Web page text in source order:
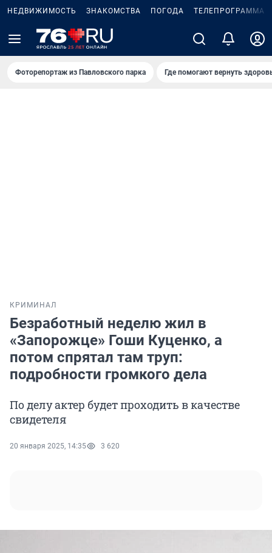
НЕДВИЖИМОСТЬ ЗНАКОМСТВА ПОГОДА ТЕЛЕПРОГРАММА
Фоторепортаж из Павловского парка Где помогают вернуть
КРИМИНАЛ
Безработный неделю жил в
«Запорожце» Гоши Куценко, а
потом спрятал там труп:
подробности громкого дела
По делу актер будет проходить в качестве
свидетеля
20 января 2025, 14:35 3 620